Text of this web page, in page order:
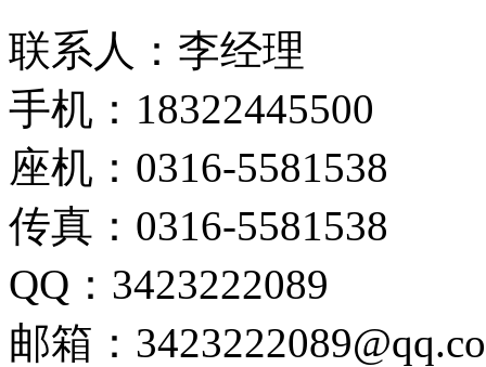
联系人：李经理
手机：18322445500
座机：0316-5581538
传真：0316-5581538
QQ：3423222089
邮箱：